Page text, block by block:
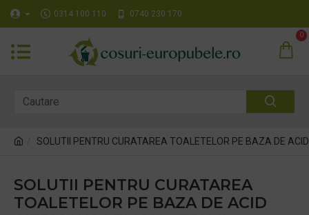
0314 100 110 0740 230 170
0
SOLUTII PENTRU CURATAREA TOALETELOR PE BAZA DE
SOLUTII PENTRU CURATAREA
TOALETELOR PE BAZA DE ACID